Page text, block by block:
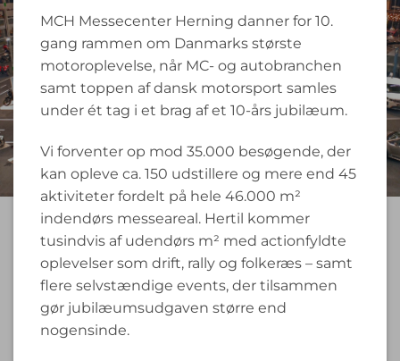
MCH Messecenter Herning danner for 10.
gang rammen om Danmarks største
motoroplevelse, når MC- og autobranchen
samt toppen af dansk motorsport samles
under ét tag i et brag af et 10-års jubilæum.
Vi forventer op mod 35.000 besøgende, der
kan opleve ca. 150 udstillere og mere end 45
aktiviteter fordelt på hele 46.000 m²
indendørs messeareal. Hertil kommer
tusindvis af udendørs m² med actionfyldte
oplevelser som drift, rally og folkeræs – samt
flere selvstændige events, der tilsammen
gør jubilæumsudgaven større end
nogensinde.